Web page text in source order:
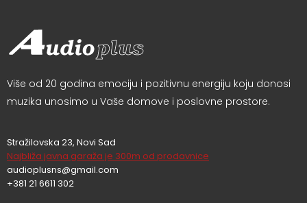
Više od 20 godina emociju i pozitivnu energiju koju donosi
muzika unosimo u Vaše domove i poslovne prostore.
Stražilovska 23, Novi Sad
Najbliža javna garaža je 300m od prodavnice
audioplusns@gmail.com
+381 21 6611 302